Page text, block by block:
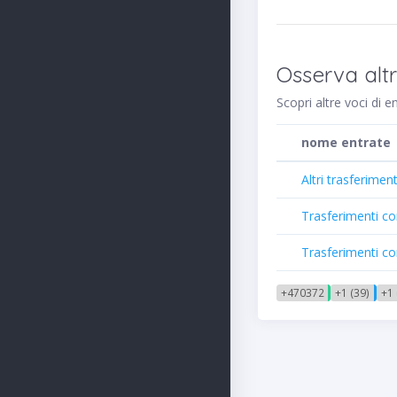
Osserva
Scopri altre voci di
nome entrate
Altri
Trasferimenti
Trasferimenti
+470372 +1 (39) +1